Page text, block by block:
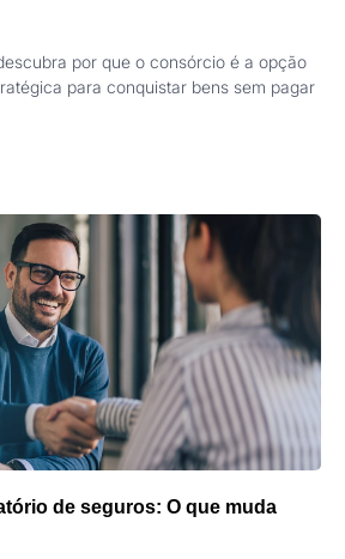
por que o consórcio é a opção
para conquistar bens sem pagar
de seguros: O que muda